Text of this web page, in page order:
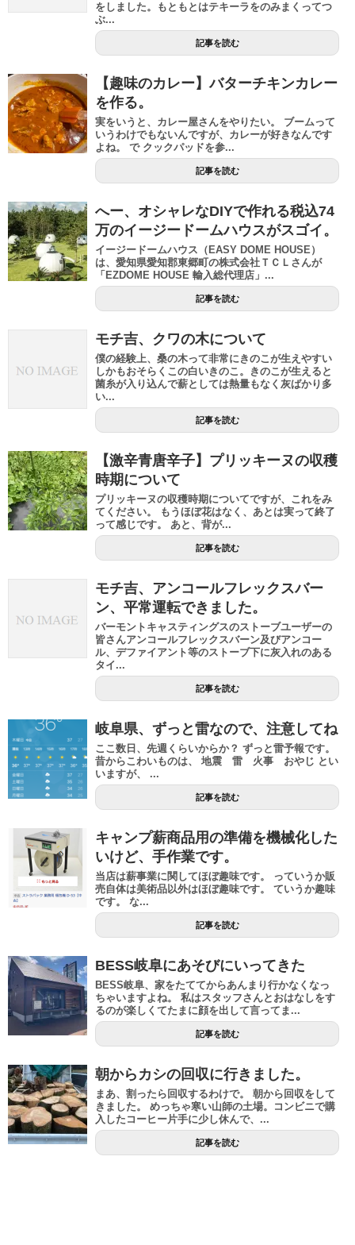
をしました。もともとはテキーラをのみまくってつ
ぶ...
記事を読む
【趣味のカレー】バターチキンカレー
を作る。
実をいうと、カレー屋さんをやりたい。 ブームって
いうわけでもないんですが、カレーが好きなんです
よね。 で クックパッドを参...
記事を読む
へー、オシャレなDIYで作れる税込74
万のイージードームハウスがスゴイ。
イージードームハウス（EASY DOME HOUSE）
は、愛知県愛知郡東郷町の株式会社ＴＣＬさんが
「EZDOME HOUSE 輸入総代理店」...
記事を読む
モチ吉、クワの木について
僕の経験上、桑の木って非常にきのこが生えやすい
しかもおそらくこの白いきのこ。きのこが生えると
菌糸が入り込んで薪としては熱量もなく灰ばかり多
い...
記事を読む
【激辛青唐辛子】プリッキーヌの収穫
時期について
プリッキーヌの収穫時期についてですが、これをみ
てください。 もうほぼ花はなく、あとは実って終了
って感じです。 あと、背が...
記事を読む
モチ吉、アンコールフレックスバー
ン、平常運転できました。
バーモントキャスティングスのストーブユーザーの
皆さんアンコールフレックスバーン及びアンコー
ル、デファイアント等のストーブ下に灰入れのある
タイ...
記事を読む
岐阜県、ずっと雷なので、注意してね
ここ数日、先週くらいからか？ ずっと雷予報です。
昔からこわいものは、 地震 雷 火事 おやじ とい
いますが、 ...
記事を読む
キャンプ薪商品用の準備を機械化した
いけど、手作業です。
当店は薪事業に関してほぼ趣味です。 っていうか販
売自体は美術品以外はほぼ趣味です。 ていうか趣味
です。 な...
記事を読む
BESS岐阜にあそびにいってきた
BESS岐阜、家をたててからあんまり行かなくなっ
ちゃいますよね。 私はスタッフさんとおはなしをす
るのが楽しくてたまに顔を出して言ってま...
記事を読む
朝からカシの回収に行きました。
まあ、割ったら回収するわけで。 朝から回収をして
きました。 めっちゃ寒い山師の土場。コンビニで購
入したコーヒー片手に少し休んで、...
記事を読む